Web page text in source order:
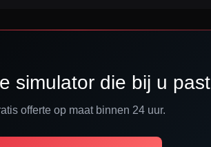
simulator die bij u past
offerte op maat binnen 24 uur.